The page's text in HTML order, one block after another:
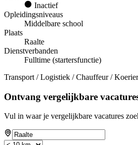
Inactief
Opleidingsniveaus
Middelbare school
Plaats
Raalte
Dienstverbanden
Fulltime (startersfunctie)
Transport / Logistiek / Chauffeur /
Ontvang vergelijkbare
Vul in waar je vergelijkbare vacatures